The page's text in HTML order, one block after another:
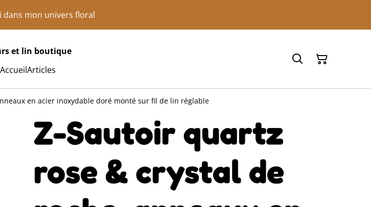
dans mon univers floral
et lin boutique
AccueilArticles
en acier inoxydable doré monté sur fil de lin réglable
Z-Sautoir quartz
rose & crystal de